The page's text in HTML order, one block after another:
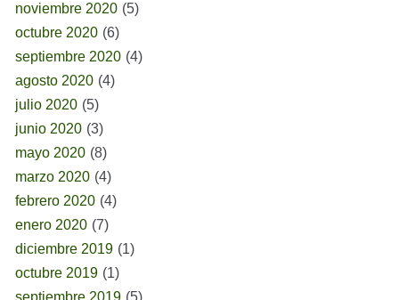
noviembre 2020 (5)
octubre 2020 (6)
septiembre 2020 (4)
agosto 2020 (4)
julio 2020 (5)
junio 2020 (3)
mayo 2020 (8)
marzo 2020 (4)
febrero 2020 (4)
enero 2020 (7)
diciembre 2019 (1)
octubre 2019 (1)
septiembre 2019 (5)